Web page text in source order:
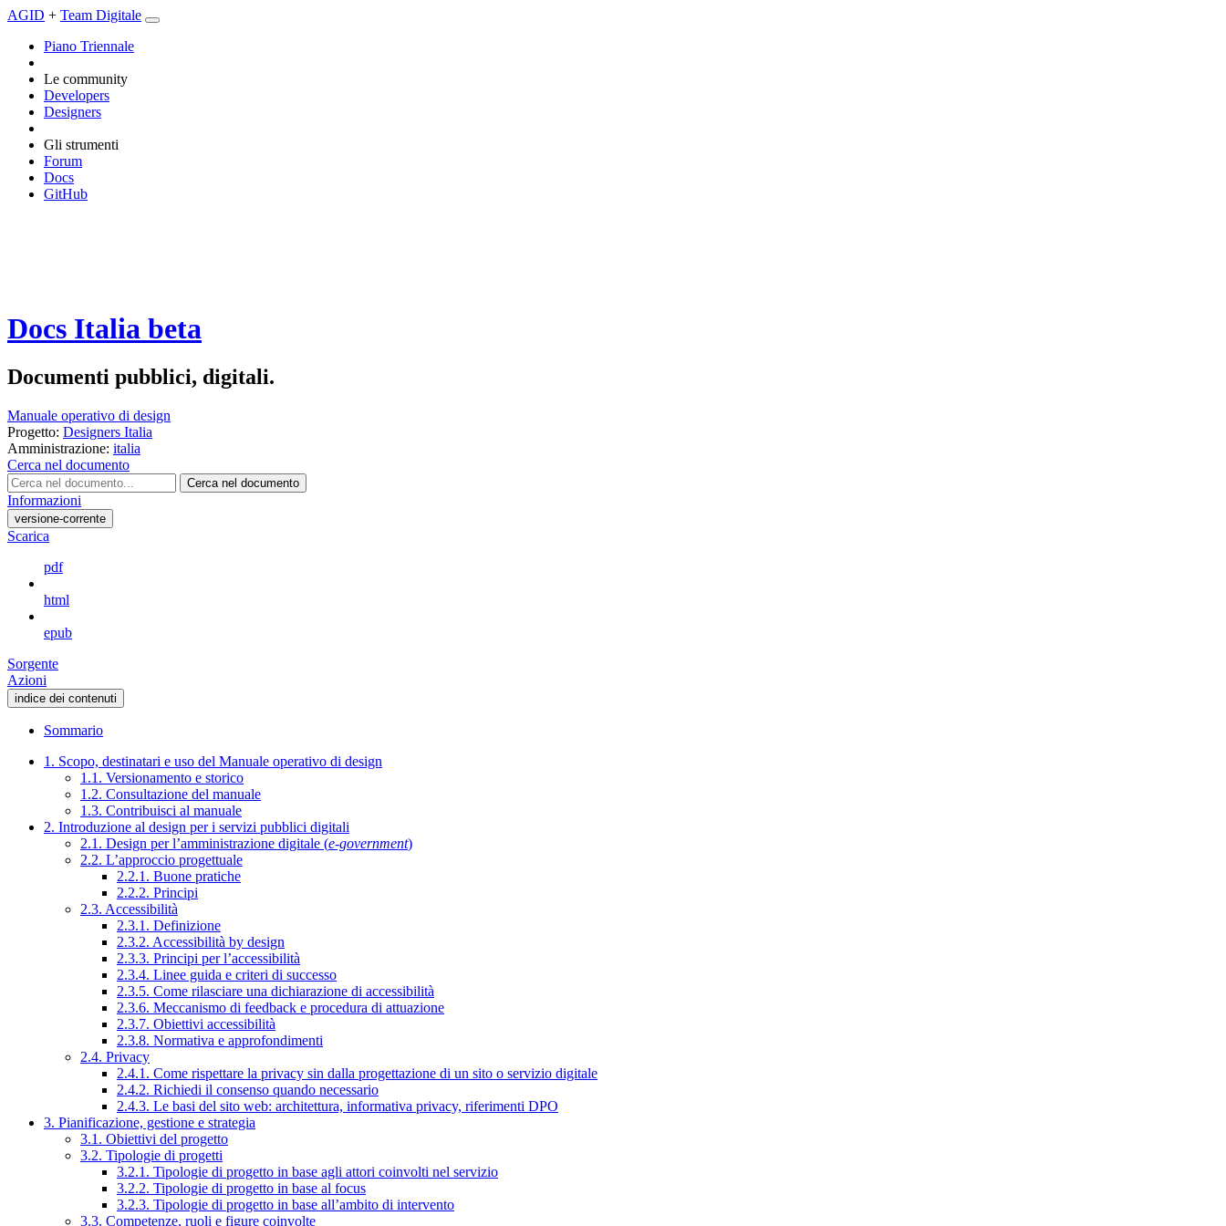
AGID + Team Digitale
Piano Triennale
Le community
Developers
Designers
Gli strumenti
Forum
Docs
GitHub
Docs Italia beta
Documenti pubblici, digitali.
Manuale operativo di design
Progetto: Designers Italia
Amministrazione: italia
Cerca nel documento
Cerca nel documento
Informazioni
versione-corrente
Scarica
pdf
html
epub
Sorgente
Azioni
indice dei contenuti
Sommario
1. Scopo, destinatari e uso del Manuale operativo di design
1.1. Versionamento e storico
1.2. Consultazione del manuale
1.3. Contribuisci al manuale
2. Introduzione al design per i servizi pubblici digitali
2.1. Design per l’amministrazione digitale (e-government)
2.2. L’approccio progettuale
2.2.1. Buone pratiche
2.2.2. Principi
2.3. Accessibilità
2.3.1. Definizione
2.3.2. Accessibilità by design
2.3.3. Principi per l’accessibilità
2.3.4. Linee guida e criteri di successo
2.3.5. Come rilasciare una dichiarazione di accessibilità
2.3.6. Meccanismo di feedback e procedura di attuazione
2.3.7. Obiettivi accessibilità
2.3.8. Normativa e approfondimenti
2.4. Privacy
2.4.1. Come rispettare la privacy sin dalla progettazione di un sito o servizio digitale
2.4.2. Richiedi il consenso quando necessario
2.4.3. Le basi del sito web: architettura, informativa privacy, riferimenti DPO
3. Pianificazione, gestione e strategia
3.1. Obiettivi del progetto
3.2. Tipologie di progetti
3.2.1. Tipologie di progetto in base agli attori coinvolti nel servizio
3.2.2. Tipologie di progetto in base al focus
3.2.3. Tipologie di progetto in base all’ambito di intervento
3.3. Competenze, ruoli e figure coinvolte